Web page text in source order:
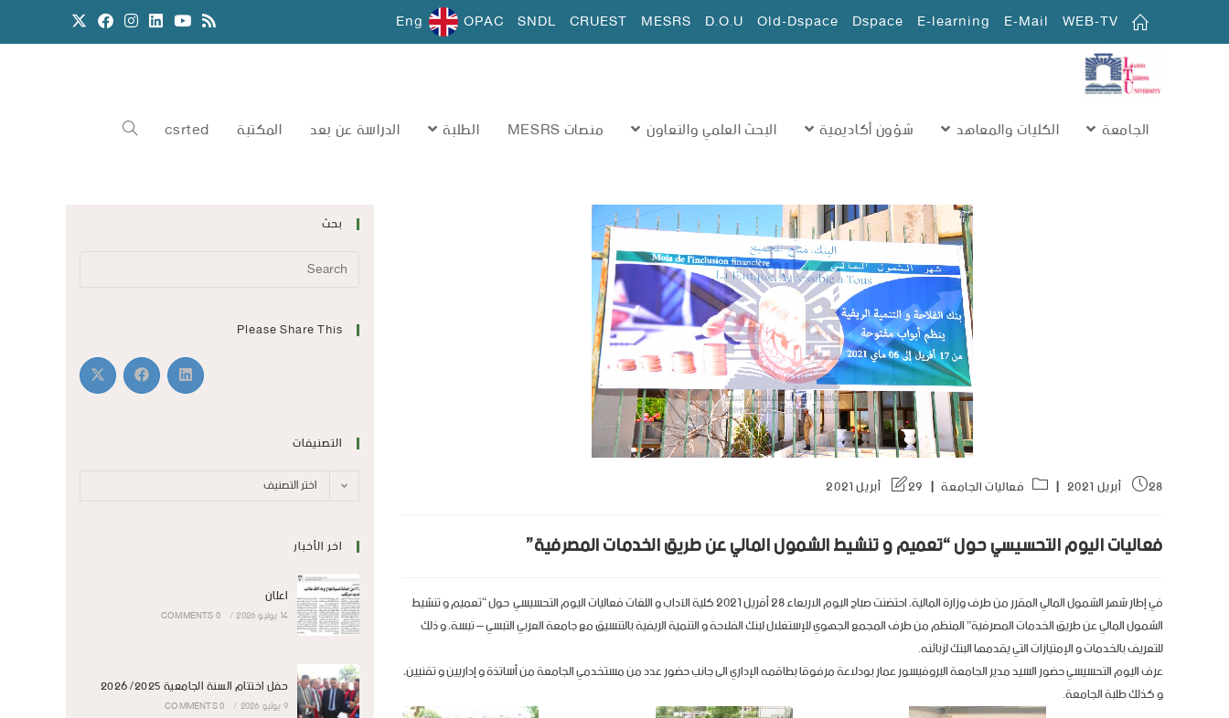
WEB-TV
E-Mail
E-learning
Dspace
Old-Dspace
D.O.U
MESRS
CRUEST
SNDL
OPAC
Eng
الجامعة الكليات والمعاهد شؤون أكاديمية البحث العلمي والتعاون منصات MESRS الطلبة الدراسة عن بعد المكتبة csrted
28 أبريل 2021 فعاليات الجامعة 29 أبريل 2021
فعاليات اليوم التحسيسي حول “تعميم و تنشيط الشمول المالي عن طريق الخدمات المصرفية”
في إطار شهر الشمول المالي المقرر من طرف وزارة المالية، احتضنت صباح اليوم الاربعاء 28 أفريل 2021 كلية الآداب و اللغات فعاليات اليوم التحسيسي حول “تعميم و تنشيط
الشمول المالي عن طريق الخدمات المصرفية” المنظم من طرف المجمع الجهوي للإستغلال لبنك الفلاحة و التنمية الريفية بالتنسيق مع جامعة العربي التبسي – تبسة، و ذلك
للتعريف بالخدمات و الإمتيازات التي يقدمها البنك لزبائنه.
عرف اليوم التحسيسي حضور السيد مدير الجامعة البروفيسور عمار بودلاعة مرفوقا بطاقمه الإداري الى جانب حضور عدد من مستخدمي الجامعة من أساتذة و إداريين و تقنيين،
و كذلك طلبة الجامعة.
بحث
Please Share This
التصنيفات
اختر التصنيف
اخر الأخبار
اعلان
14 يوليو 2026 /
0 COMMENTS
حفل اختتام السنة الجامعية 2026/2025
9 يوليو 2026 /
0 COMMENTS